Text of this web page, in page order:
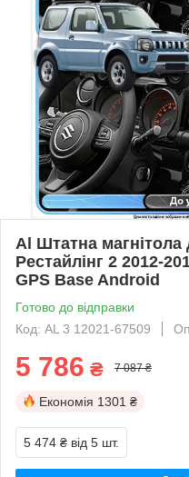
Al Штатна
Рестайлінг 2 2012-
GPS Base Android
Готово до відправки
Код: AL 3 12021-67509
5 786 ₴ 7 087 ₴
Економія 1301 ₴
5 474 ₴ від 5 шт.